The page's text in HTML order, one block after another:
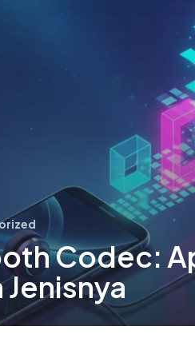
Codec:
Jenisnya